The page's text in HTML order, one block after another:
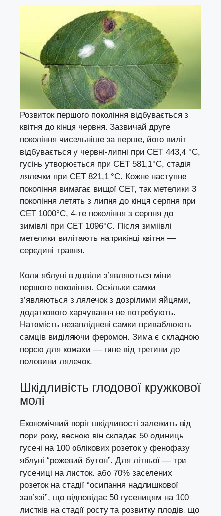
Розвиток першого покоління відбувається з
квітня до кінця червня. Зазвичай друге
покоління чисельніше за перше, його виліт
відбувається у червні-липні при СЕТ 443,4 °С,
гусінь утворюється при СЕТ 581,1°С, стадія
лялечки при СЕТ 821,1 °С. Кожне наступне
покоління вимагає вищої СЕТ, так метелики 3
покоління летять з липня до кінця серпня при
СЕТ 1000°С, 4-те покоління з серпня до
зимівлі при СЕТ 1096°С. Після зиміівлі
метелики вилітають наприкінці квітня —
середині травня.
Коли яблуні відцвіли з’являються міни
першого покоління. Оскільки самки
з’являються з лялечок з дозрілими яйцями,
додаткового харчування не потребують.
Натомість незапліднені самки приваблюють
самців виділяючи феромон. Зима є складною
порою для комахи — гине від третини до
половини лялечок.
Шкідливість глодової кружкової
молі
Економічний поріг шкідливості залежить від
пори року, весною він складає 50 одиниць
гусені на 100 облікових розеток у фенофазу
яблуні “рожевий бутон”. Для літньої — три
гусениці на листок, або 70% заселених
розеток на стадії “осипання надлишкової
зав’язі”, що відповідає 50 гусеницям на 100
листків на стадії росту та розвитку плодів, що